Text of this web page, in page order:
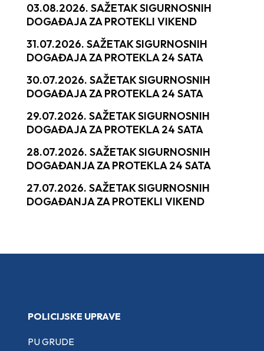
03.08.2026. SAŽETAK SIGURNOSNIH
DOGAĐAJA ZA PROTEKLI VIKEND
31.07.2026. SAŽETAK SIGURNOSNIH
DOGAĐAJA ZA PROTEKLA 24 SATA
30.07.2026. SAŽETAK SIGURNOSNIH
DOGAĐAJA ZA PROTEKLA 24 SATA
29.07.2026. SAŽETAK SIGURNOSNIH
DOGAĐAJA ZA PROTEKLA 24 SATA
28.07.2026. SAŽETAK SIGURNOSNIH
DOGAĐANJA ZA PROTEKLA 24 SATA
27.07.2026. SAŽETAK SIGURNOSNIH
DOGAĐANJA ZA PROTEKLI VIKEND
POLICIJSKE UPRAVE
PU GRUDE